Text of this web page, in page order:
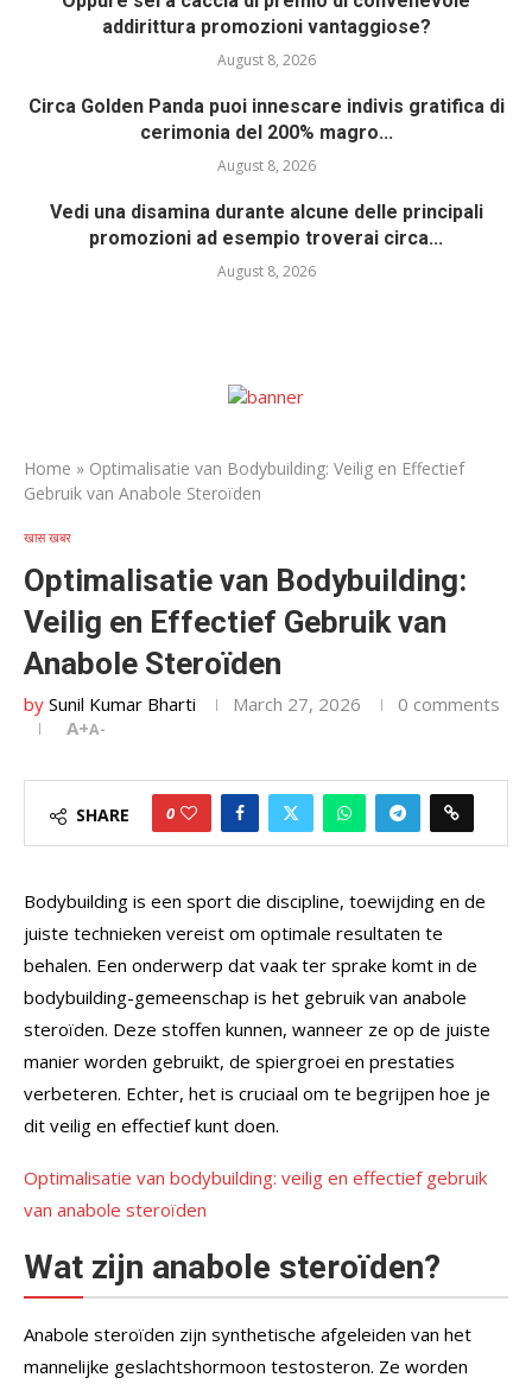
addirittura promozioni vantaggiose?
August 8, 2026
Circa Golden Panda puoi innescare indivis gratifica di
cerimonia del 200% magro...
August 8, 2026
Vedi una disamina durante alcune delle principali
promozioni ad esempio troverai circa...
August 8, 2026
Home » Optimalisatie van Bodybuilding: Veilig en Effectief
Gebruik van Anabole Steroïden
खास खबर
Optimalisatie van Bodybuilding:
Veilig en Effectief Gebruik van
Anabole Steroïden
by Sunil Kumar Bharti March 27, 2026
0 comments
A+A-
SHARE 0
Bodybuilding is een sport die discipline, toewijding en de
juiste technieken vereist om optimale resultaten te
behalen. Een onderwerp dat vaak ter sprake komt in de
bodybuilding-gemeenschap is het gebruik van anabole
steroïden. Deze stoffen kunnen, wanneer ze op de juiste
manier worden gebruikt, de spiergroei en prestaties
verbeteren. Echter, het is cruciaal om te begrijpen hoe je
dit veilig en effectief kunt doen.
Optimalisatie van bodybuilding: veilig en effectief gebruik
van anabole steroïden
Wat zijn anabole steroïden?
Anabole steroïden zijn synthetische afgeleiden van het
mannelijke geslachtshormoon testosteron. Ze worden